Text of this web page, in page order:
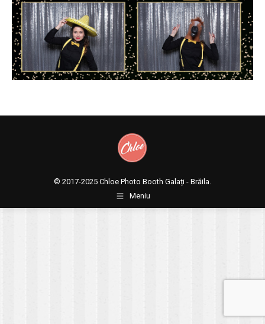
© 2017-2025 Chloe Photo Booth Galați - Brăila.
Meniu